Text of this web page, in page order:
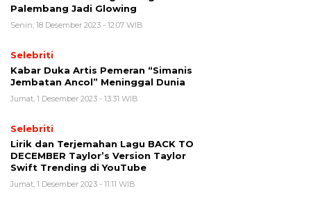
Palembang Jadi Glowing
Senin, 18 Desember 2023 - 12:07 WIB
Selebriti
Kabar Duka Artis Pemeran “Simanis
Jembatan Ancol” Meninggal Dunia
Jumat, 1 Desember 2023 - 13:31 WIB
Selebriti
Lirik dan Terjemahan Lagu BACK TO
DECEMBER Taylor’s Version Taylor
Swift Trending di YouTube
Jumat, 1 Desember 2023 - 11:11 WIB